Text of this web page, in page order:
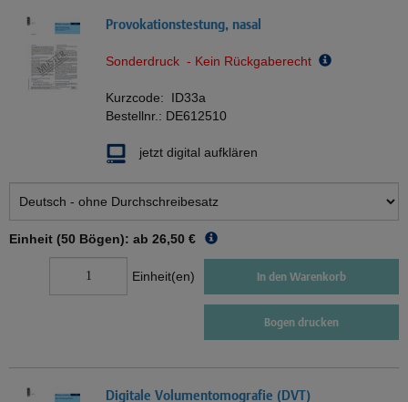
Provokationstestung, nasal
Sonderdruck - Kein Rückgaberecht
Kurzcode: ID33a
Bestellnr.: DE612510
jetzt digital aufklären
Einheit (50 Bögen): ab 26,50 €
Einheit(en) In den Warenkorb
Bogen drucken
Digitale Volumentomografie (DVT)